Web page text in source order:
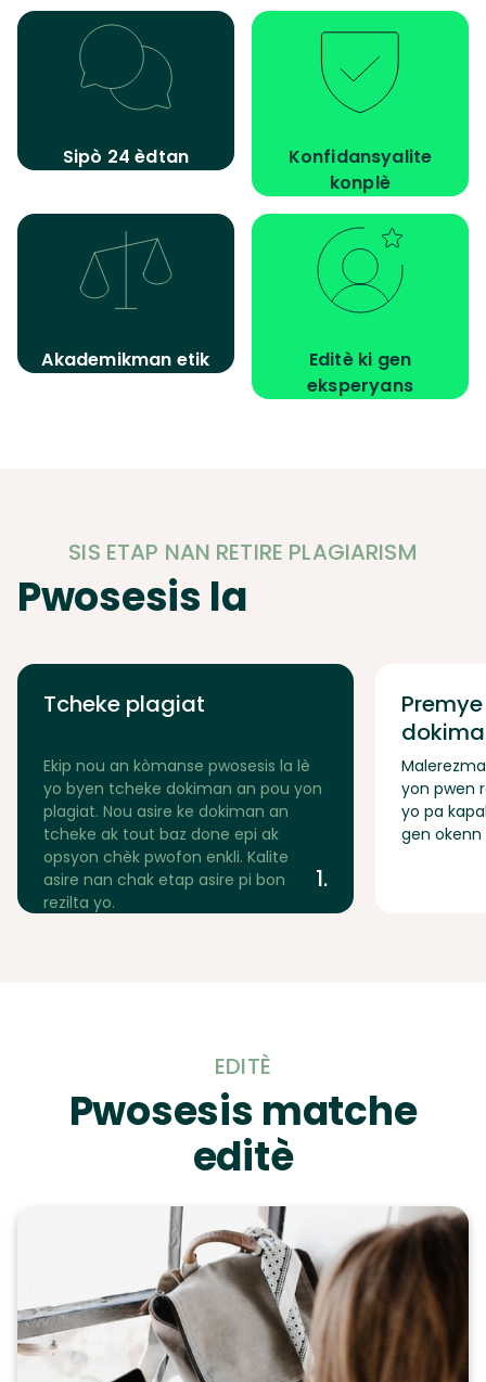
Sipò 24 èdtan
Konfidansyalite
konplè
Akademikman etik
Editè ki gen
eksperyans
SIS ETAP NAN RETIRE PLAGIARISM
Pwosesis la
Tcheke plagiat
Ekip nou an kòmanse pwosesis la lè
yo byen tcheke dokiman an pou yon
plagiat. Nou asire ke dokiman an
tcheke ak tout baz done epi ak
opsyon chèk pwofon enkli. Kalite
asire nan chak etap asire pi bon
rezilta yo.
1.
yon pwen
yo pa
gen okenn
EDITÈ
Pwosesis matche
editè